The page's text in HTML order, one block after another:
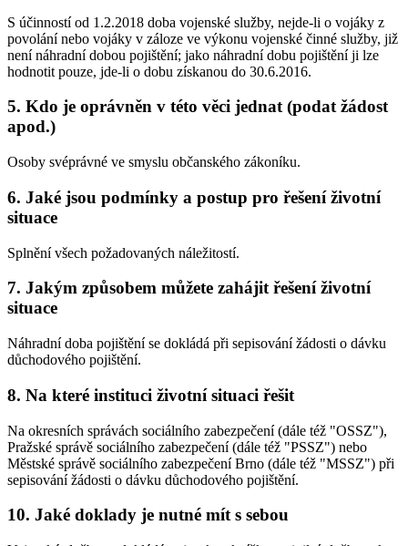
S účinností od 1.2.2018 doba vojenské služby, nejde-li o vojáky z
povolání nebo vojáky v záloze ve výkonu vojenské činné služby, již
není náhradní dobou pojištění; jako náhradní dobu pojištění ji lze
hodnotit pouze, jde-li o dobu získanou do 30.6.2016.
5. Kdo je oprávněn v této věci jednat (podat žádost
apod.)
Osoby svéprávné ve smyslu občanského zákoníku.
6. Jaké jsou podmínky a postup pro řešení životní
situace
Splnění všech požadovaných náležitostí.
7. Jakým způsobem můžete zahájit řešení životní
situace
Náhradní doba pojištění se dokládá při sepisování žádosti o dávku
důchodového pojištění.
8. Na které instituci životní situaci řešit
Na okresních správách sociálního zabezpečení (dále též "OSSZ"),
Pražské správě sociálního zabezpečení (dále též "PSSZ") nebo
Městské správě sociálního zabezpečení Brno (dále též "MSSZ") při
sepisování žádosti o dávku důchodového pojištění.
10. Jaké doklady je nutné mít s sebou